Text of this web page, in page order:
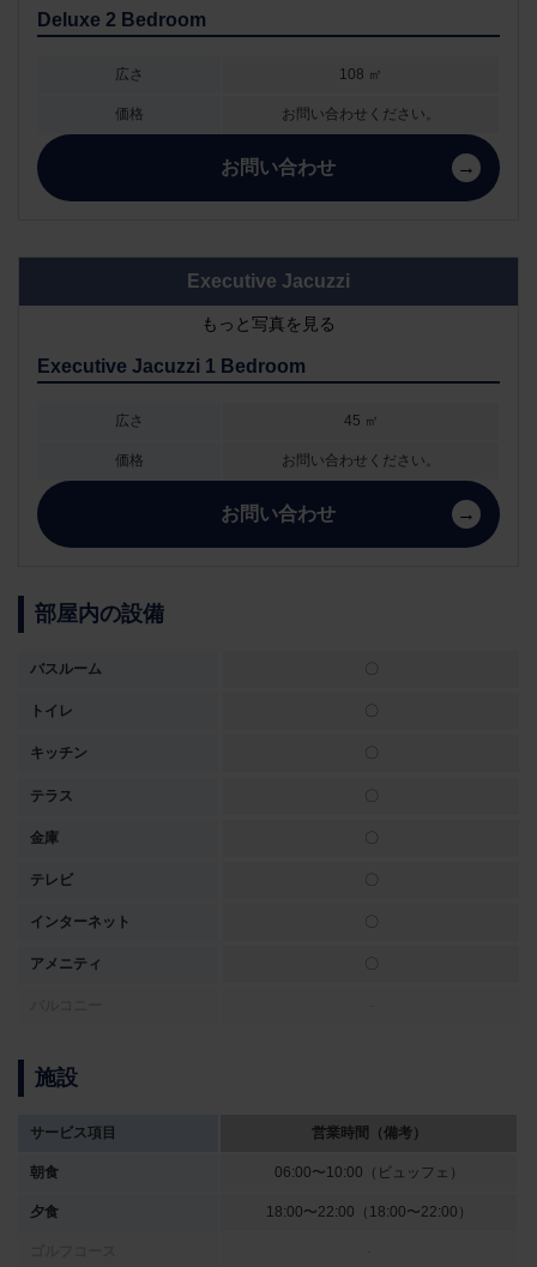
Deluxe 2 Bedroom
広さ 108 ㎡
価格 お問い合わせください。
お問い合わせ
Executive Jacuzzi
もっと写真を見る
Executive Jacuzzi 1 Bedroom
広さ 45 ㎡
価格 お問い合わせください。
お問い合わせ
部屋内の設備
バスルーム 〇
トイレ 〇
キッチン 〇
テラス
金庫
テレビ 〇
インターネット 〇
アメニティ 〇
施設
サービス項目 営業時間（備考）
朝食 06:00〜10:00（ビュッフェ）
夕食 18:00〜22:00（18:00〜22:00）